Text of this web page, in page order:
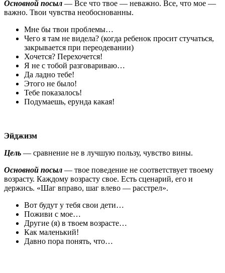
Основной посыл — Все что твое — неважно. Все, что мое —
важно. Твои чувства необоснованны.
Мне бы твои проблемы…
Чего я там не видела? (когда ребенок просит стучаться,
закрывается при переодевании)
Хочется? Перехочется!
Я не с тобой разговариваю…
Да ладно тебе!
Этого не было!
Тебе показалось!
Подумаешь, ерунда какая!
Эйджизм
Цель — сравнение не в лучшую пользу, чувство вины.
Основной посыл — твое поведение не соответствует твоему
возрасту. Каждому возрасту свое. Есть сценарий, его и
держись. «Шаг вправо, шаг влево — расстрел».
Вот будут у тебя свои дети…
Поживи с мое…
Другие (я) в твоем возрасте…
Как маленький!
Давно пора понять, что…